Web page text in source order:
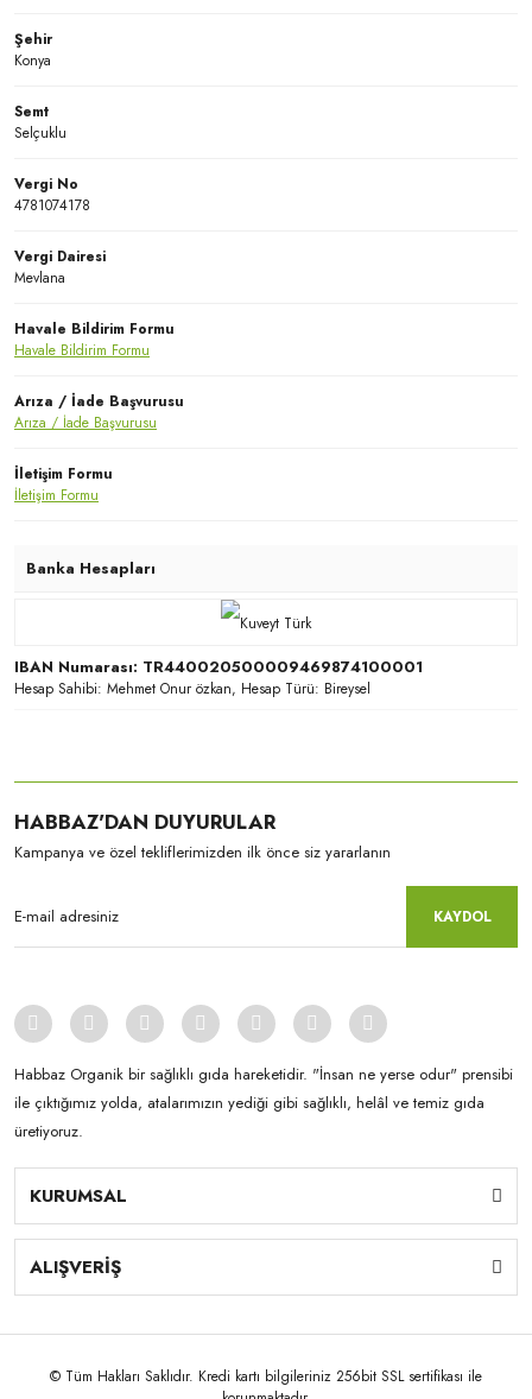
Şehir
Konya
Semt
Selçuklu
Vergi No
4781074178
Vergi Dairesi
Mevlana
Havale Bildirim Formu
Havale Bildirim Formu
Arıza / İade Başvurusu
Arıza / İade Başvurusu
İletişim Formu
İletişim Formu
Banka Hesapları
IBAN Numarası: TR440020500009469874100001
Hesap Sahibi: Mehmet Onur özkan, Hesap Türü: Bireysel
HABBAZ'DAN DUYURULAR
Kampanya ve özel tekliflerimizden ilk önce siz yararlanın
KAYDOL
Habbaz Organik bir sağlıklı gıda hareketidir. "İnsan ne yerse odur" prensibi
ile çıktığımız yolda, atalarımızın yediği gibi sağlıklı, helâl ve temiz gıda
üretiyoruz.
KURUMSAL
ALIŞVERİŞ
© Tüm Hakları Saklıdır. Kredi kartı bilgileriniz 256bit SSL sertifikası ile